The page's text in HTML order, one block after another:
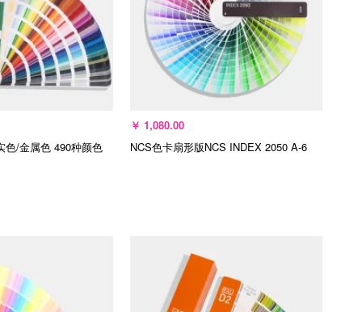
色/金属色 490种颜色
入购物车
￥ 1,080.00
NCS色卡扇形版NCS INDEX 2050 A-6
加入购物车